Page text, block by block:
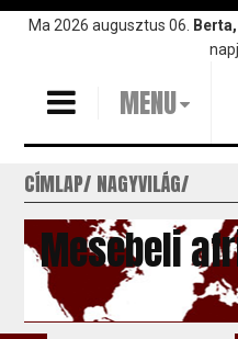
UgrásMa 2026 augusztus 06.
MENU
CÍMLAP NAGYVILÁG
Mesebeli